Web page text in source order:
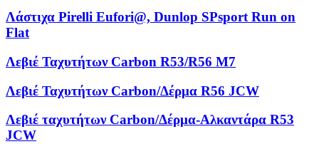
Λάστιχα Pirelli Eufori@, Dunlop SPsport Run on
Flat
Λεβιέ Ταχυτήτων Carbon R53/R56 M7
Λεβιέ Ταχυτήτων Carbon/Δέρμα R56 JCW
Λεβιέ ταχυτήτων Carbon/Δέρμα-Αλκαντάρα R53
JCW